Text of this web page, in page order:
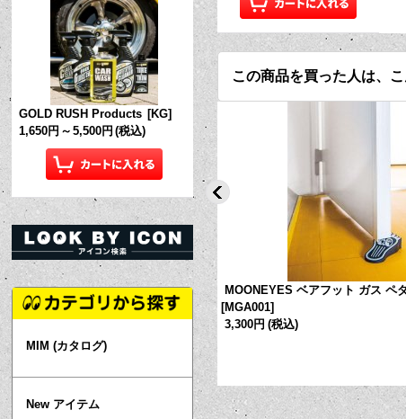
GOLD RUSH Products [KG]
1,650円 ～ 5,500円 (税込)
MIM (カタログ)
New アイテム
この商品を買った人は、
マグネット [MGX009]
MOONEYES ベアフット ガス ペ
[MGA001]
3,300円 (税込)